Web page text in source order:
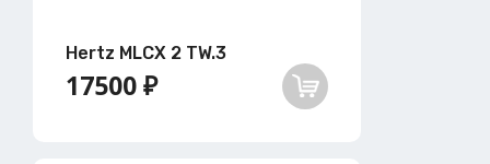
Hertz MLCX 2 TW.3
17500 ₽